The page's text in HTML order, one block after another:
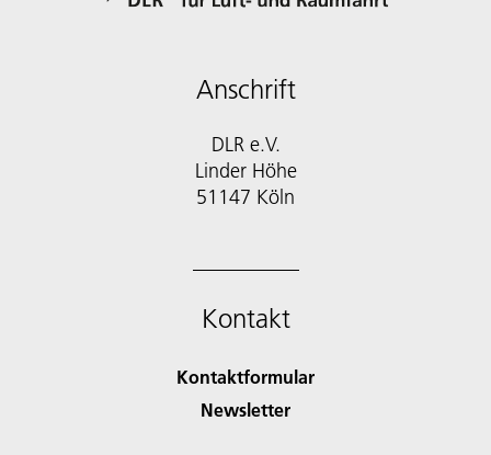
Anschrift
DLR e.V.
Linder Höhe
51147 Köln
Kontakt
Kontaktformular
Newsletter